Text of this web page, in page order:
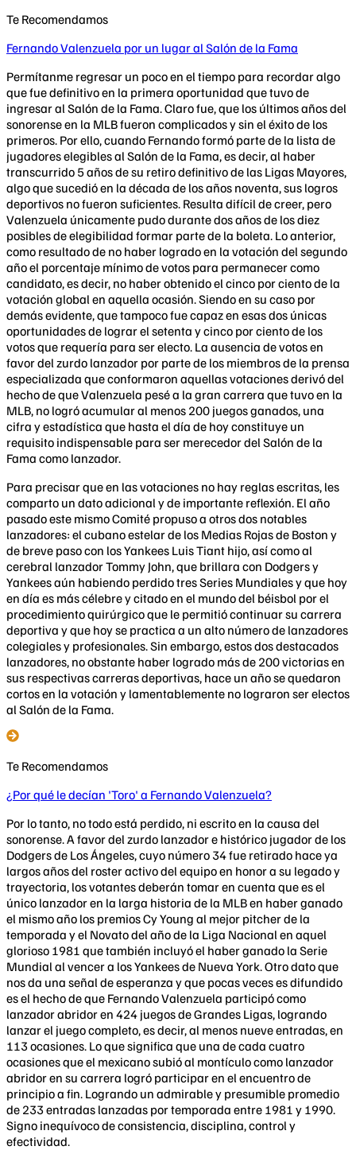
Te Recomendamos
Fernando Valenzuela por un lugar al Salón de la Fama
Permítanme regresar un poco en el tiempo para recordar algo
que fue definitivo en la primera oportunidad que tuvo de
ingresar al Salón de la Fama. Claro fue, que los últimos años del
sonorense en la MLB fueron complicados y sin el éxito de los
primeros. Por ello, cuando Fernando formó parte de la lista de
jugadores elegibles al Salón de la Fama, es decir, al haber
transcurrido 5 años de su retiro definitivo de las Ligas Mayores,
algo que sucedió en la década de los años noventa, sus logros
deportivos no fueron suficientes. Resulta difícil de creer, pero
Valenzuela únicamente pudo durante dos años de los diez
posibles de elegibilidad formar parte de la boleta. Lo anterior,
como resultado de no haber logrado en la votación del segundo
año el porcentaje mínimo de votos para permanecer como
candidato, es decir, no haber obtenido el cinco por ciento de la
votación global en aquella ocasión. Siendo en su caso por
demás evidente, que tampoco fue capaz en esas dos únicas
oportunidades de lograr el setenta y cinco por ciento de los
votos que requería para ser electo. La ausencia de votos en
favor del zurdo lanzador por parte de los miembros de la prensa
especializada que conformaron aquellas votaciones derivó del
hecho de que Valenzuela pesé a la gran carrera que tuvo en la
MLB, no logró acumular al menos 200 juegos ganados, una
cifra y estadística que hasta el día de hoy constituye un
requisito indispensable para ser merecedor del Salón de la
Fama como lanzador.
Para precisar que en las votaciones no hay reglas escritas, les
comparto un dato adicional y de importante reflexión. El año
pasado este mismo Comité propuso a otros dos notables
lanzadores: el cubano estelar de los Medias Rojas de Boston y
de breve paso con los Yankees Luis Tiant hijo, así como al
cerebral lanzador Tommy John, que brillara con Dodgers y
Yankees aún habiendo perdido tres Series Mundiales y que hoy
en día es más célebre y citado en el mundo del béisbol por el
procedimiento quirúrgico que le permitió continuar su carrera
deportiva y que hoy se practica a un alto número de lanzadores
colegiales y profesionales. Sin embargo, estos dos destacados
lanzadores, no obstante haber logrado más de 200 victorias en
sus respectivas carreras deportivas, hace un año se quedaron
cortos en la votación y lamentablemente no lograron ser electos
al Salón de la Fama.
Te Recomendamos
¿Por qué le decían 'Toro' a Fernando Valenzuela?
Por lo tanto, no todo está perdido, ni escrito en la causa del
sonorense. A favor del zurdo lanzador e histórico jugador de los
Dodgers de Los Ángeles, cuyo número 34 fue retirado hace ya
largos años del roster activo del equipo en honor a su legado y
trayectoria, los votantes deberán tomar en cuenta que es el
único lanzador en la larga historia de la MLB en haber ganado
el mismo año los premios Cy Young al mejor pitcher de la
temporada y el Novato del año de la Liga Nacional en aquel
glorioso 1981 que también incluyó el haber ganado la Serie
Mundial al vencer a los Yankees de Nueva York. Otro dato que
nos da una señal de esperanza y que pocas veces es difundido
es el hecho de que Fernando Valenzuela participó como
lanzador abridor en 424 juegos de Grandes Ligas, logrando
lanzar el juego completo, es decir, al menos nueve entradas, en
113 ocasiones. Lo que significa que una de cada cuatro
ocasiones que el mexicano subió al montículo como lanzador
abridor en su carrera logró participar en el encuentro de
principio a fin. Logrando un admirable y presumible promedio
de 233 entradas lanzadas por temporada entre 1981 y 1990.
Signo inequívoco de consistencia, disciplina, control y
efectividad.